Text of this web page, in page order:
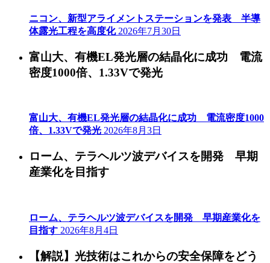
ニコン、新型アライメントステーションを発表 半導
体露光工程を高度化 2026年7月30日
富山大、有機EL発光層の結晶化に成功 電流
密度1000倍、1.33Vで発光
富山大、有機EL発光層の結晶化に成功 電流密度1000
倍、1.33Vで発光 2026年8月3日
ローム、テラヘルツ波デバイスを開発 早期
産業化を目指す
ローム、テラヘルツ波デバイスを開発 早期産業化を
目指す 2026年8月4日
【解説】光技術はこれからの安全保障をどう